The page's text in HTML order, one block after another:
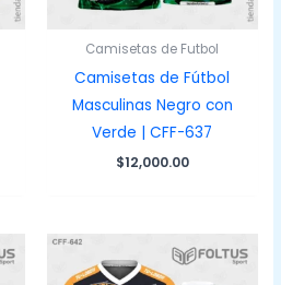
Camisetas de Futbol
Camisetas de Fútbol
Masculinas Negro con
Verde | CFF-637
$12,000.00